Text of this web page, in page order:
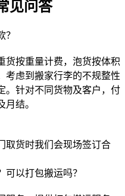
见问答
货按重量计费，泡货按体积
考虑到搬家行李的不规整性
。针对不同货物及客户，付
结。
取货时我们会现场签订合
以打包搬运吗？